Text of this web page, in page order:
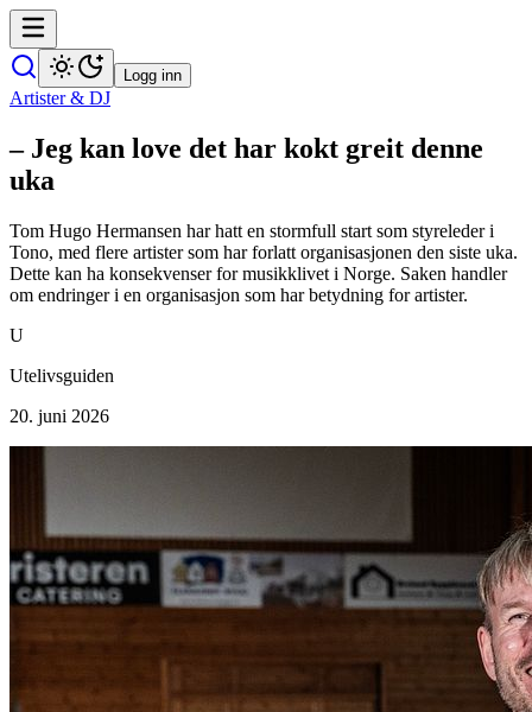
Logg inn
Artister & DJ
– Jeg kan love det har kokt greit denne
uka
Tom Hugo Hermansen har hatt en stormfull start som styreleder i
Tono, med flere artister som har forlatt organisasjonen den siste uka.
Dette kan ha konsekvenser for musikklivet i Norge. Saken handler
om endringer i en organisasjon som har betydning for artister.
U
Utelivsguiden
20. juni 2026